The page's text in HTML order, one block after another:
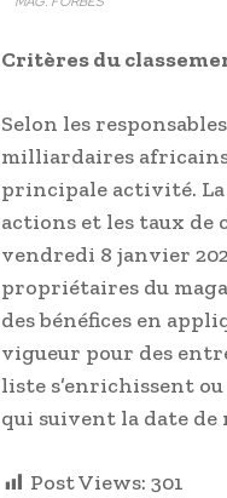
Critères du
Selon les
milliardaires
principale activité.
actions et les taux de
vendredi 8 janvier
propriétaires du
des bénéfices en
vigueur pour des
liste s’enrichissent
qui suivent la date de
Post Views: 301